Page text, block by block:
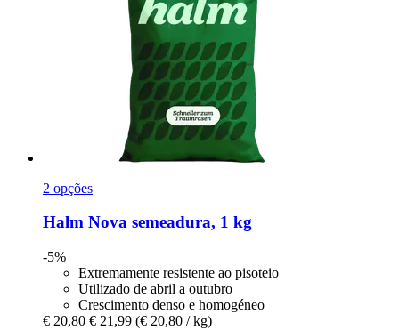
2 opções
Halm Nova semeadura, 1 kg
-5%
Extremamente resistente ao pisoteio
Utilizado de abril a outubro
Crescimento denso e homogéneo
€ 20,80 € 21,99 (€ 20,80 / kg)